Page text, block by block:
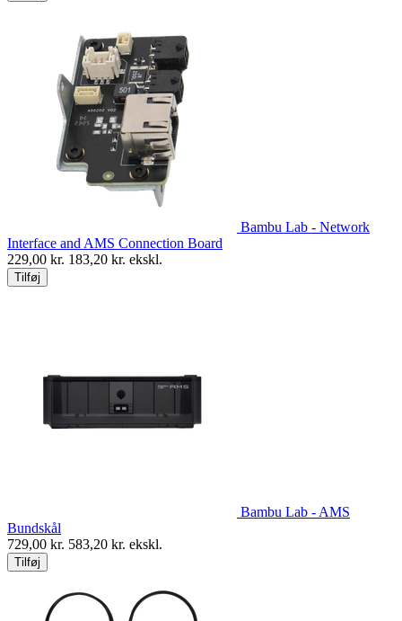
Bambu Lab - Network
Interface and AMS Connection Board
229,00 kr. 183,20 kr. ekskl.
Tilføj
Bambu Lab - AMS
Bundskål
729,00 kr. 583,20 kr. ekskl.
Tilføj